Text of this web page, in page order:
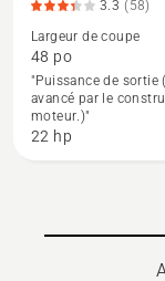
plus
de
détails
sur
TS 348XD,
note
3.3 (58)
Largeur de coupe
48 po
"Puissance de sortie
avancé par le
moteur.)"
22 hp